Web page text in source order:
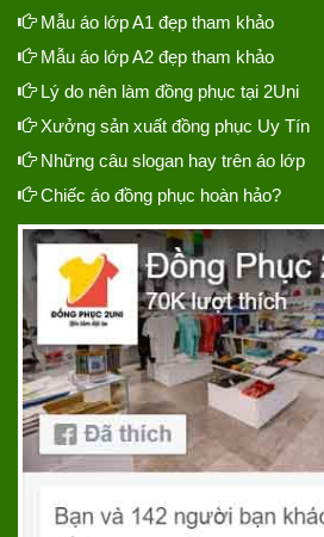
Mẫu áo lớp A1 đẹp tham khảo
Mẫu áo lớp A2 đẹp tham khảo
Lý do nên làm đồng phục tại 2Uni
Xưởng sản xuất đồng phục Uy Tín
Những câu slogan hay trên áo lớp
Chiếc áo đồng phục hoàn hảo?